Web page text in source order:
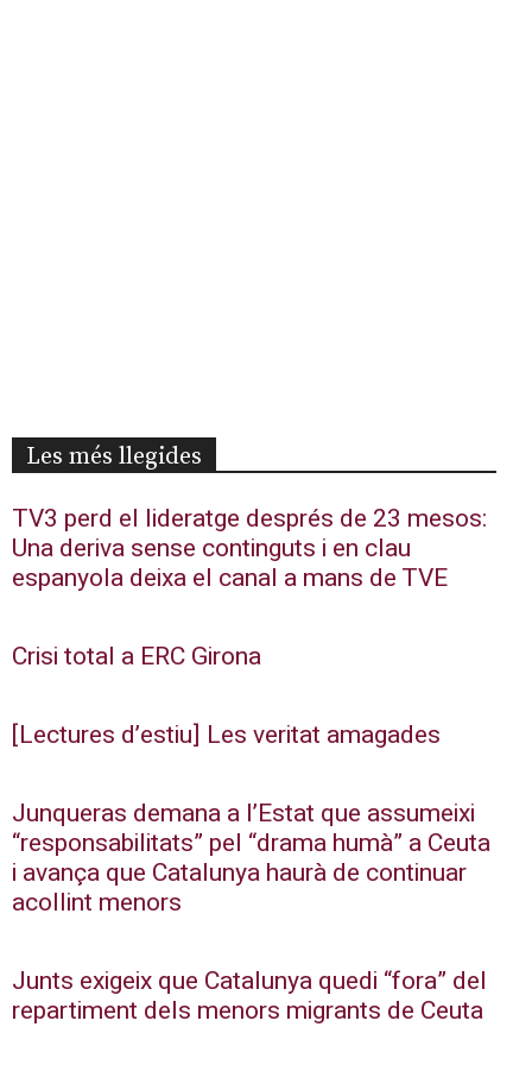
Les més llegides
TV3 perd el lideratge després de 23 mesos:
Una deriva sense continguts i en clau
espanyola deixa el canal a mans de TVE
Crisi total a ERC Girona
[Lectures d’estiu] Les veritat amagades
Junqueras demana a l’Estat que assumeixi
“responsabilitats” pel “drama humà” a Ceuta
i avança que Catalunya haurà de continuar
acollint menors
Junts exigeix que Catalunya quedi “fora” del
repartiment dels menors migrants de Ceuta